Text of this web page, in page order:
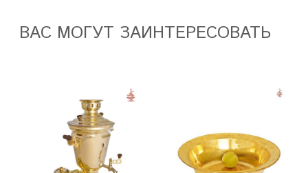
ВАС МОГУТ ЗАИНТЕРЕСОВАТЬ